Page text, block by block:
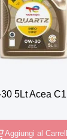
5Lt Acea
Aggiungi al